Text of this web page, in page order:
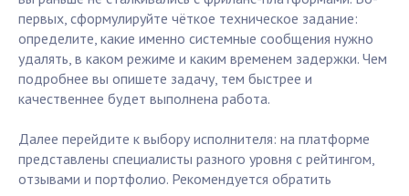
первых, сформулируйте чёткое техническое задание:
определите, какие именно системные сообщения нужно
удалять, в каком режиме и каким временем задержки. Чем
подробнее вы опишете задачу, тем быстрее и
качественнее будет выполнена работа.
Далее перейдите к выбору исполнителя: на платформе
представлены специалисты разного уровня с рейтингом,
отзывами и портфолио. Рекомендуется обратить